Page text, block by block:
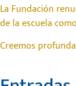
La Fundación
de la escuela
Creemos